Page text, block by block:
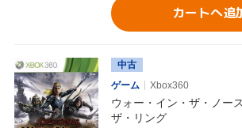
カートへ追
中古
ゲーム
Xbox360
ウォー・イン・ザ・ノー
ザ・リング